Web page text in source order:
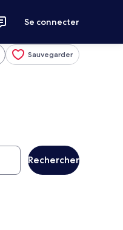
Se connecter
Sauvegarder
Rechercher